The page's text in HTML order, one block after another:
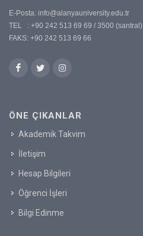
E-Posta: info@alanyauniversity.edu.tr
TEL : +90 242 513 69 69 / 3500 (santral)
FAKS: +90 242 513 69 66
ÖNE ÇIKANLAR
Akademik Takvim
İletişim
Hesap Bilgileri
Öğrenci İşleri
Bilgi Edinme